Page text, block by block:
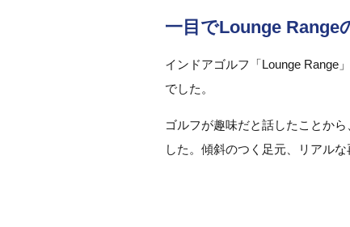
一目でLounge Range
インドアゴルフ「Lounge Range
でした。
ゴルフが趣味だと話したことか
した。傾斜のつく足元、リアル